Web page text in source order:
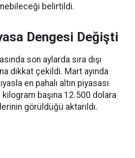
belirtildi.
Dengesi Değişti
son aylarda sıra dışı
dikkat çekildi. Mart ayında
en pahalı altın piyasası
başına 12.500 dolara
görüldüğü aktarıldı.